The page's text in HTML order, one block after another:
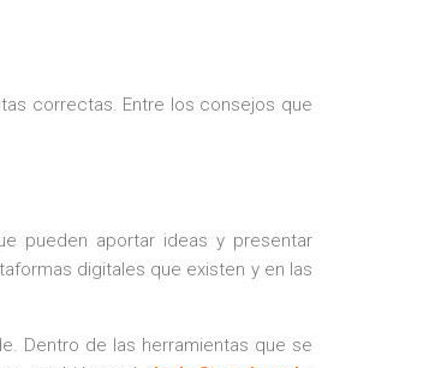
correctas. Entre los consejos que
pueden aportar ideas y presentar
digitales que existen y en las
Dentro de las herramientas que se